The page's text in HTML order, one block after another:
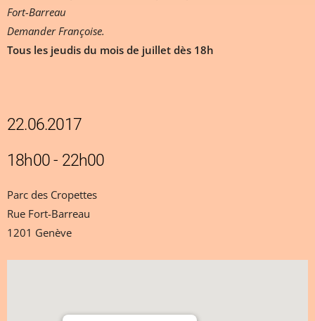
Fort-Barreau
Demander Françoise.
Tous les jeudis du mois de juillet dès 18h
22.06.2017
18h00 - 22h00
Parc des Cropettes
Rue Fort-Barreau
1201 Genève